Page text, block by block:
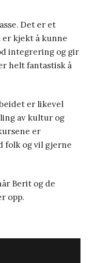
Det er et
kjekt å kunne
integrering og gir
helt fantastisk å
er likevel
av kultur og
er
folk og vil gjerne
Berit og de
opp.